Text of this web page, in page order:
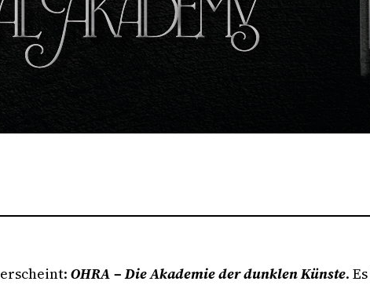
erscheint:OHRA – Die Akademie der dunklen Künste.